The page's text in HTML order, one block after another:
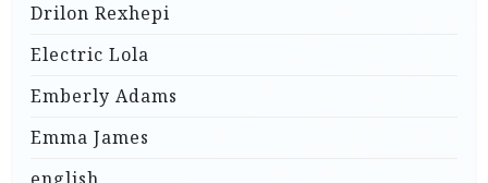
Drilon Rexhepi
Electric Lola
Emberly Adams
Emma James